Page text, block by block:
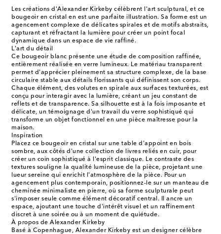
Les créations d'Alexander Kirkeby célèbrent l'art sculptural, et ce
bougeoir en cristal en est une parfaite illustration. Sa forme est un
agencement complexe de délicates spirales et de motifs abstraits,
capturant et réfractant la lumière pour créer un point focal
dynamique dans un espace de vie raffiné.
L'art du détail
Ce bougeoir blanc présente une étude de composition raffinée,
entièrement réalisée en verre lumineux. Le matériau transparent
permet d'apprécier pleinement sa structure complexe, de la base
circulaire stable aux détails florissants qui définissent son corps.
Chaque élément, des volutes en spirale aux surfaces texturées, est
conçu pour interagir avec la lumière, créant un jeu constant de
reflets et de transparence. Sa silhouette est à la fois imposante et
délicate, un témoignage d'un travail du verre sophistiqué qui
transforme un objet fonctionnel en une pièce maîtresse pour la
maison.
Inspiration
Placez ce bougeoir en cristal sur une table d'appoint en bois
sombre, aux côtés d'une collection de livres reliés en cuir, pour
créer un coin sophistiqué à l'esprit classique. Le contraste des
textures souligne la qualité lumineuse de la pièce, projetant une
lueur sereine qui enrichit l'atmosphère de la pièce. Pour un
agencement plus contemporain, positionnez-le sur un manteau de
cheminée minimaliste en pierre, où sa forme sculpturale peut
s'imposer seule comme élément décoratif central. Il ancre un
espace, ajoutant une touche d'intérêt visuel et un raffinement
discret à une soirée ou à un moment de quiétude.
À propos de Alexander Kirkeby
Basé à Copenhague, Alexander Kirkeby est un designer célèbre